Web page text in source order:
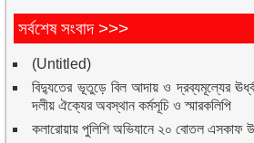
সর্বশেষ সংবাদ >>>
(Untitled)
বিদ্যুতের ভূতুড়ে বিল আদায় ও দ্রব্যমূল্যের
দলীয় ঐক্যের অবস্থান কর্মসূচি ও স্মারকলিপি
কলারোয়ায় পুলিশি অভিযানে ২০ বোতল এসকাফ